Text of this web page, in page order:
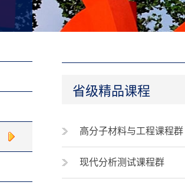
省级精品课程
高分子材料与工程课程群
现代分析测试课程群